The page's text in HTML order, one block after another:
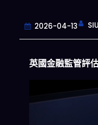
2026-04-13
英國金融監管評